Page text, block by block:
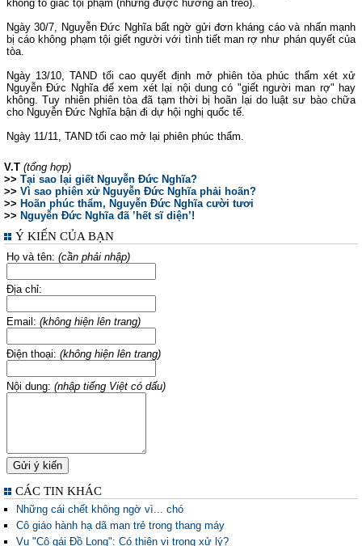
không tố giác tội phạm (nhưng được hưởng án treo).
Ngày 30/7, Nguyễn Đức Nghĩa bất ngờ gửi đơn kháng cáo và nhấn mạnh
bị cáo không phạm tội giết người với tình tiết man rợ như phán quyết của
tòa.
Ngày 13/10, TAND tối cao quyết định mở phiên tòa phúc thẩm xét xử
Nguyễn Đức Nghĩa để xem xét lại nội dung có "giết người man rợ" hay
không. Tuy nhiên phiên tòa đã tạm thời bị hoãn lại do luật sư bào chữa
cho Nguyễn Đức Nghĩa bận đi dự hội nghị quốc tế.
Ngày 11/11, TAND tối cao mở lại phiên phúc thẩm.
V.T (tổng hợp)
>> Tại sao lại giết Nguyễn Đức Nghĩa?
>> Vì sao phiên xử Nguyễn Đức Nghĩa phải hoãn?
>> Hoãn phúc thẩm, Nguyễn Đức Nghĩa cười tươi
>> Nguyễn Đức Nghĩa đã ’hết sĩ diện’!
Ý KIẾN CỦA BẠN
Họ và tên: (cần phải nhập)
Địa chỉ:
Email: (không hiện lên trang)
Điện thoại: (không hiện lên trang)
Nội dung: (nhập tiếng Việt có dấu)
CÁC TIN KHÁC
Những cái chết không ngờ vì... chó
Cô giáo hành hạ dã man trẻ trong thang máy
Vụ "Cô gái Đồ Long": Có thiên vị trong xử lý?